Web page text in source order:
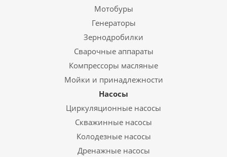
Мотобуры
Генераторы
Зернодробилки
Сварочные аппараты
Компрессоры масляные
Мойки и принадлежности
Насосы
Циркуляционные насосы
Скважинные насосы
Колодезные насосы
Дренажные насосы